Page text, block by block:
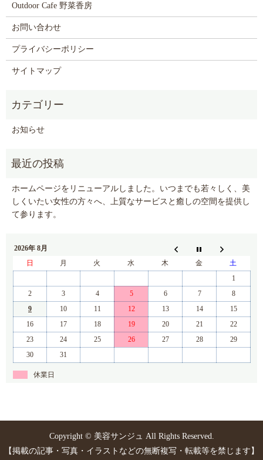
Outdoor Cafe 野菜香房
お問い合わせ
プライバシーポリシー
サイトマップ
お知らせ
ホームページをリニューアルしました。いつまでも若々しく、美
しくいたい女性の方々へ、上質なサービスと癒しの空間を提供し
て参ります。
2026年 8月
日
月 火 水 木 金
土
1
2
3 4 5 6 7
8
9
10 11 12 13 14
15
16
17 18 19 20 21
22
23
24 25 26 27 28
29
30
31
休業日
Copyright © 美容サンジュ All Rights Reserved.
【掲載の記事・写真・イラストなどの無断複写・転載等を禁じます】